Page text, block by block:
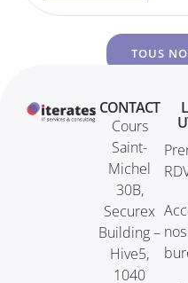
TOUS
CONTACT
Cours
Saint-
Michel
30B,
Securex
Building –
Hive5,
1040
nos